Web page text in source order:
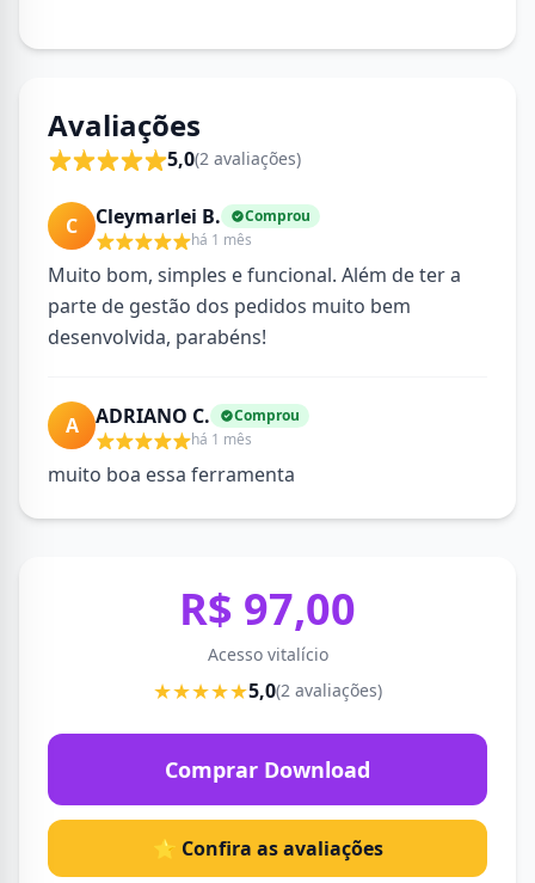
Avaliações
5,0(2 avaliações)
C Cleymarlei B.
Comprou
há 1 mês
Muito bom, simples e funcional. Além de ter a
parte de gestão dos pedidos muito bem
desenvolvida, parabéns!
A ADRIANO C.
Comprou
há 1 mês
muito boa essa ferramenta
R$ 97,00
Acesso vitalício
★★★★★5,0(2 avaliações)
Comprar Download
⭐ Confira as avaliações